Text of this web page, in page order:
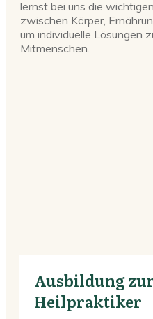
lernst bei uns die
zwischen Körper,
um individuelle Lösungen
Mitmenschen.
Ausbildung
Heilpraktiker